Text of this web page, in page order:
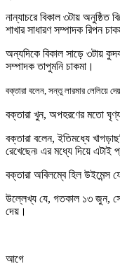
নান্যাচরে বিকাল ৩টায় অনুষ্ঠিত
শাখার সাধারণ সম্পাদক রিপন
অন্যদিকে বিকাল সাড়ে ৩টায়
সম্পাদক তাপুমনি চাকমা।
বক্তারা বলেন সন্তু লারমার লেলিয়ে
বক্তারা খুন, অপহরণের মতো ঘৃণ্য
বক্তারা বলেন,ইতিমধ্যে
রেখেছেন৷ এর মধ্যে দিয়ে এটাই
বক্তারা অবিলম্বে হিল উইমেন্স
উল্লেখ্য যে, গতকাল ১৩ জুন,
দেয়।
আগে